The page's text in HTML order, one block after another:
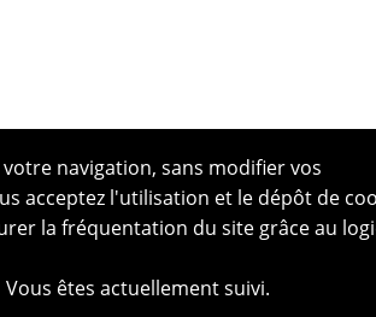
Plan du site
navigation, sans modifier vos
acceptez l'utilisation et le dépôt de
la fréquentation du site grâce au
Vous êtes actuellement suivi.